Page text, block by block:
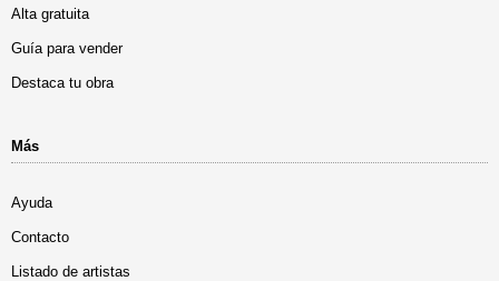
Alta gratuita
Guía para vender
Destaca tu obra
Más
Ayuda
Contacto
Listado de artistas